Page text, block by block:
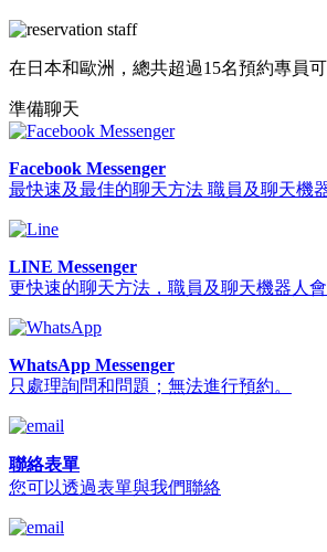
在日本和歐洲，總共超過15名預約專員
準備聊天
Facebook Messenger
最快速及最佳的聊天方法 職員及聊天機
LINE Messenger
更快速的聊天方法，職員及聊天機器人會
WhatsApp Messenger
只處理詢問和問題；無法進行預約。
聯絡表單
您可以透過表單與我們聯絡